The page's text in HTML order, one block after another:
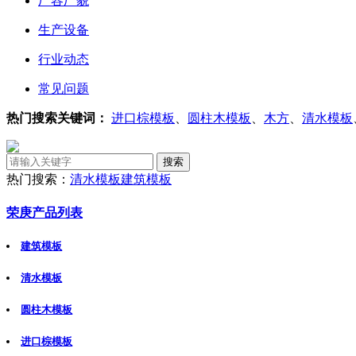
生产设备
行业动态
常见问题
热门搜索关键词： 进口棕模板 圆柱木模板 木方 清水模板
热门搜索： 清水模板建筑模板
荣庚产品列表
建筑模板
清水模板
圆柱木模板
进口棕模板